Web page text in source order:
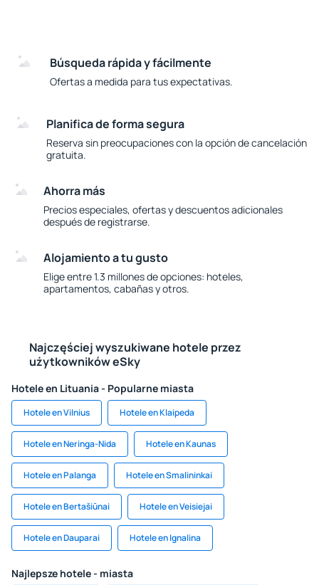
Búsqueda rápida y fácilmente
Ofertas a medida para tus expectativas.
Planifica de forma segura
Reserva sin preocupaciones con la opción de cancelación
gratuita.
Ahorra más
Precios especiales, ofertas y descuentos adicionales
después de registrarse.
Alojamiento a tu gusto
Elige entre 1.3 millones de opciones: hoteles,
apartamentos, cabañas y otros.
Najczęściej wyszukiwane hotele przez
użytkowników eSky
Hotele en Lituania - Popularne miasta
Hotele en Vilnius Hotele en Klaipeda
Hotele en Neringa-Nida Hotele en Kaunas
Hotele en Palanga Hotele en Smalininkai
Hotele en Bertašiūnai Hotele en Veisiejai
Hotele en Dauparai Hotele en Ignalina
Najlepsze hotele - miasta